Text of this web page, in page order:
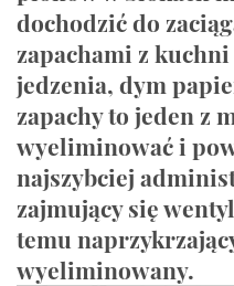
dochodzić do
zapachami z
jedzenia, dym
zapachy to jeden z
wyeliminować i
najszybciej
zajmujący się
temu
wyeliminowany.